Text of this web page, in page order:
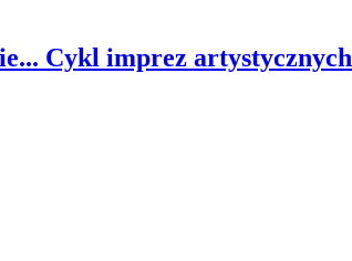
Cykl imprez artystycznych